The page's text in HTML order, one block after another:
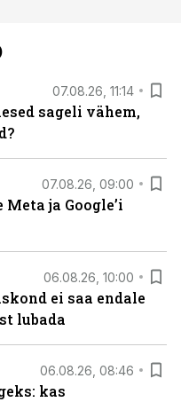
07.08.26, 11:14
sageli vähem,
07.08.26, 09:00
ja Google’i
06.08.26, 10:00
ei saa endale
lubada
06.08.26, 08:46
kas